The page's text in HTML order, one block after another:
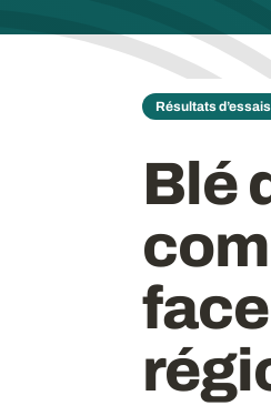
Résultats d’essais
Blé